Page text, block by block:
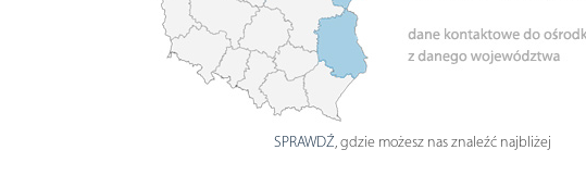
SPRAWDŹ, gdzie możesz nas znaleźć najbliżej